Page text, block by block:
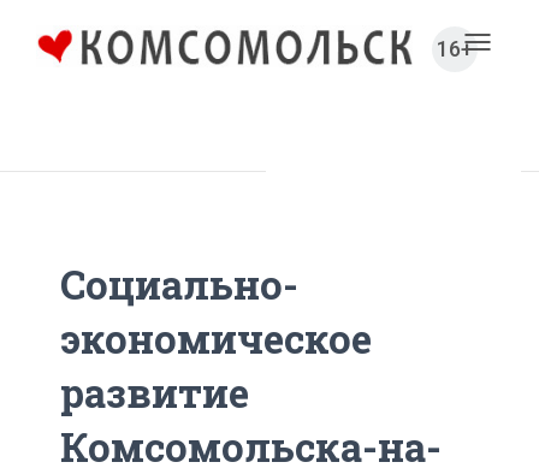
16+
Социально-
экономическое
развитие
Комсомольска-на-